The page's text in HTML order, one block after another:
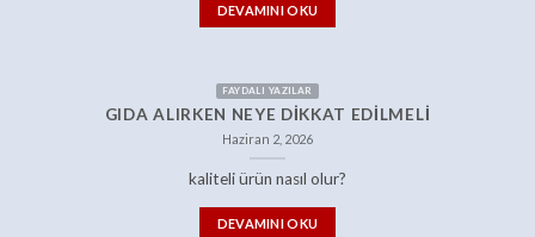
DEVAMINI OKU
FAYDALI YAZILAR
GIDA ALIRKEN NEYE DIKKAT EDILMELI
Haziran 2, 2026
kaliteli ürün nasıl olur?
DEVAMINI OKU